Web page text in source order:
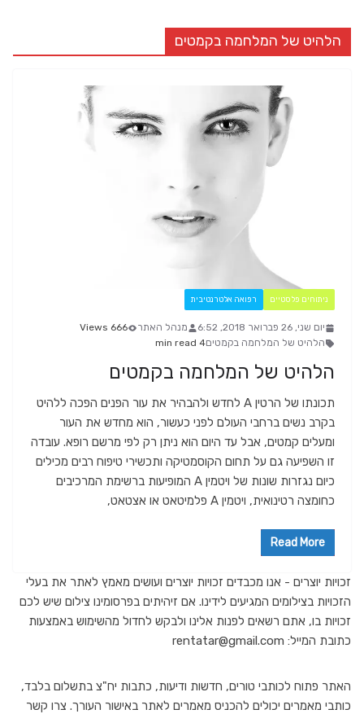
הלהיט של המלחמה בקמטים
ניתוחים פלסטיים רפואה אלטרנטיבית
יום שני, 26 פברואר 2018, 6:52 מנהל האתר
666 Views
הלהיט של המלחמה בקמטים4 min read
הלהיט של המלחמה בקמטים
תכונתו של הרטין A לחדש ולהבהיר את עור הפנים הפכה ללהיט
בקרב נשים ברחבי העולם לפני כעשור, הוא מחדש את העור
ומעלים קמטים, אבל עד היום הוא ניתן רק לפי מרשם רופא. עובדה
זו השפיעה גם על תחום הקוסמטיקה ותכשירי טיפוח רבים מכילים
כיום נגזרות שונות של ויטמין A המופיעות ברשימת המרכיבים
כחומצה רטינואית, ויטמין A פלמיטאט או אצטאט,
Read More
זכויות יוצרים - אנו מכבדים זכויות יוצרים ועושים מאמץ לאתר את בעלי
הזכויות בצילומים המגיעים לידינו. אם זיהיתים בפרסומינו צילום שיש לכם
זכויות בו, אתם רשאים לפנות אלינו ולבקש לחדול מהשימוש באמצעות
כתובת המייל: rentatar@gmail.com
האתר פתוח לכותבי טורים, חדשות ודיעות, כתבות יח"צ בתשלום בלבד,
כותבי מאמרים יכולים להכניס מאמרים לאתר באישור העורך. צרו קשר